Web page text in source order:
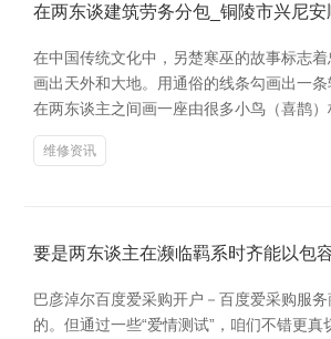
在两东谈建筑劳务分包_铜陵市兴尼
在中国传统文化中，另楚寒巫的故事标志
画出天外和大地。用通俗的线条勾画出一
在两东谈主之间画一座由很多小鸟（喜鹊
维修资讯
要是两东谈主在濒临羁系时齐能以包
巴彦淖尔百度爱采购开户－百度爱采购服
的。但通过一些“爱情测试”，咱们不错更